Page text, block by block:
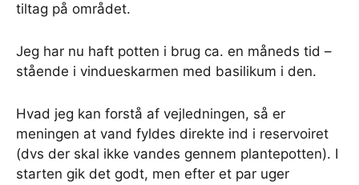
tiltag på området.
Jeg har nu haft potten i brug ca. en måneds tid –
stående i vindueskarmen med basilikum i den.
Hvad jeg kan forstå af vejledningen, så er
meningen at vand fyldes direkte ind i reservoiret
(dvs der skal ikke vandes gennem plantepotten). I
starten gik det godt, men efter et par uger